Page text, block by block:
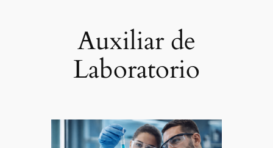
Auxiliar de
Laboratorio